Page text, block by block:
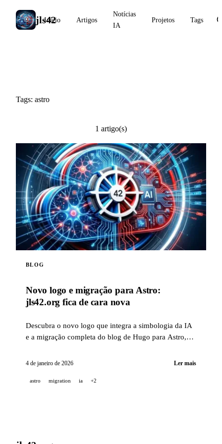
jls42
Início Artigos
Notícias
IA
Projetos Tags
Tags: astro
1 artigo(s)
BLOG
Novo logo e migração para Astro:
jls42.org fica de cara nova
Descubra o novo logo que integra a simbologia da IA
e a migração completa do blog de Hugo para Astro,
4 de janeiro de 2026 Ler mais
astro migration ia +2